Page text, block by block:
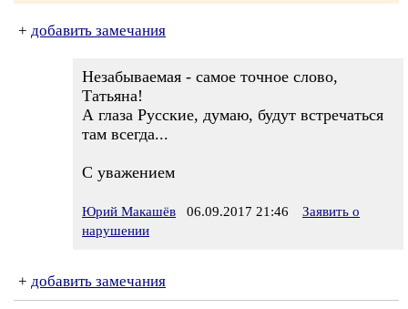
+ добавить замечания
Незабываемая - самое точное слово,
Татьяна!
А глаза Русские, думаю, будут встречаться
там всегда...
С уважением
Юрий Макашёв 06.09.2017 21:46
Заявить о
нарушении
+ добавить замечания